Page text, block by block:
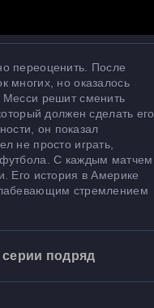
переоценить. После
многих, но оказалось
Месси решит сменить
должен сделать его
он показал
не просто играть,
футбола. С каждым матчем
Его история в Америке
стремлением
подряд